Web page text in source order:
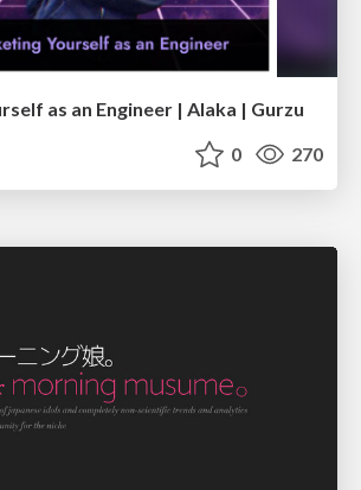
as an Engineer | Alaka | Gurzu
0 270